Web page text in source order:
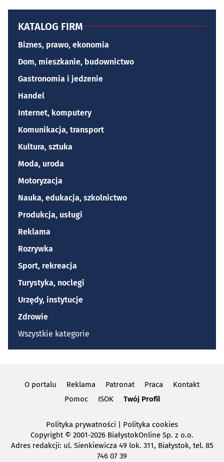
KATALOG FIRM
Biznes, prawo, ekonomia
Dom, mieszkanie, budownictwo
Gastronomia i jedzenie
Handel
Internet, komputery
Komunikacja, transport
Kultura, sztuka
Moda, uroda
Motoryzacja
Nauka, edukacja, szkolnictwo
Produkcja, usługi
Reklama
Rozrywka
Sport, rekreacja
Turystyka, noclegi
Urzędy, instytucje
Zdrowie
Wszystkie kategorie
O portalu Reklama Patronat Praca
Kontakt
Pomoc
ISOK Twój Profil
Polityka prywatności | Polityka cookies
Copyright © 2001-2026 BiałystokOnline Sp. z o.o.
Adres redakcji: ul. Sienkiewicza 49 lok. 311, Białystok, tel. 85
746 07 39